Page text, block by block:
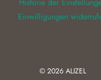
Historie der
Einwilligungen
© 2026 ALIZEL